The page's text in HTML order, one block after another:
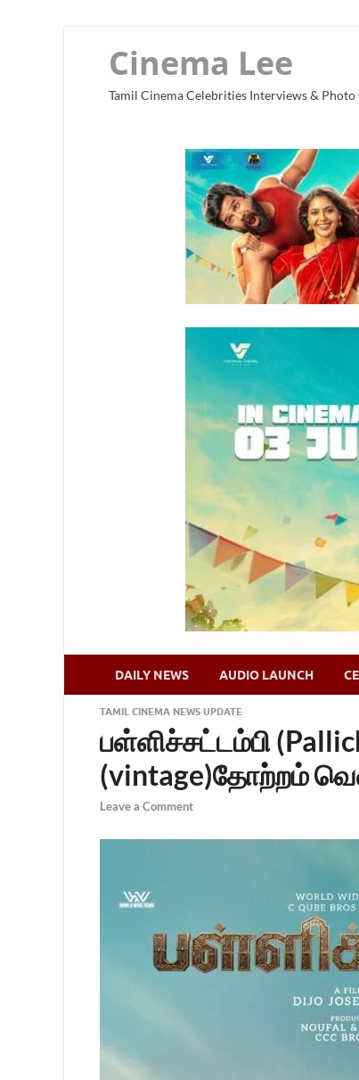
Cinema Lee
Tamil Cinema Celebrities Interviews &
DAILY NEWS AUDIO LAUNCH
TAMIL CINEMA NEWS UPDATE
பள்ளிச்சட்டம்பி
(vintage)தோற்றம்
Leave a Comment